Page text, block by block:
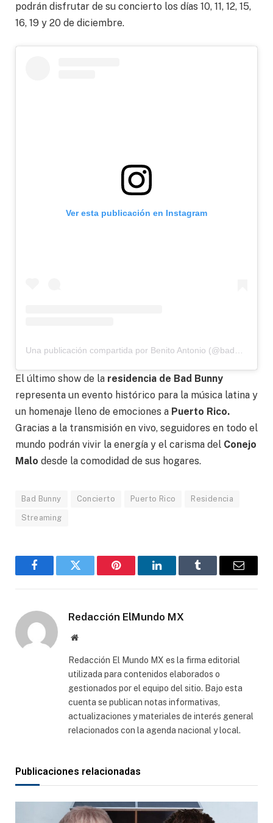
podrán disfrutar de su concierto los días 10, 11, 12, 15,
16, 19 y 20 de diciembre.
Ver esta publicación en Instagram
Una publicación compartida por Benito Antonio (@badbunnypr)
El último show de la residencia de Bad Bunny
representa un evento histórico para la música latina y
un homenaje lleno de emociones a Puerto Rico.
Gracias a la transmisión en vivo, seguidores en todo el
mundo podrán vivir la energía y el carisma del Conejo
Malo desde la comodidad de sus hogares.
Bad Bunny Concierto Puerto Rico Residencia
Streaming
FacebookGorjeo Pinterest LinkedInTumblr
Correo
Redacción ElMundo MX
Sitio
Redacción El Mundo MX es la firma editorial
utilizada para contenidos elaborados o
gestionados por el equipo del sitio. Bajo esta
cuenta se publican notas informativas,
actualizaciones y materiales de interés general
relacionados con la agenda nacional y local.
Publicaciones relacionadas